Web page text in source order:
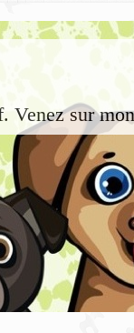
sur